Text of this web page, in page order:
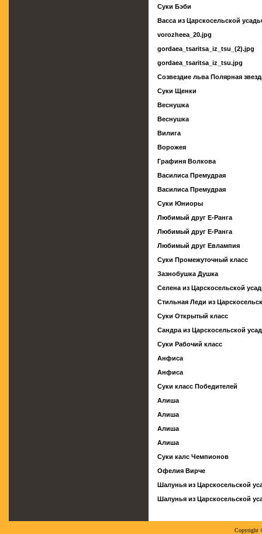
Суки Бэби
Васса из Царскосельской
vorozheea_20.jpg
gordaea_tsaritsa_iz_tsu_(2).jpg
gordaea_tsaritsa_iz_tsu.jpg
Созвездие льва Полярная
Суки Щенки
Веснушка
Веснушка
Вилига
Ворожея
Графиня Волкова
Василиса Премудрая
Василиса Премудрая
Суки Юниоры
Любимый друг Е-Ранга
Любимый друг Е-Ранга
Любимый друг Евлампия
Суки Промежуточный класс
Зазнобушка Душка
Селена из Царскосельской
Стильная Леди из
Суки Открытый класс
Сандра из Царскосельской
Суки Рабочий класс
Анфиса
Анфиса
Суки класс Победителей
Алиша
Алиша
Алиша
Алиша
Суки калс Чемпионов
Офелия Вирче
Шалунья из Царскосельской
Шалунья из Царскосельской
Copyright